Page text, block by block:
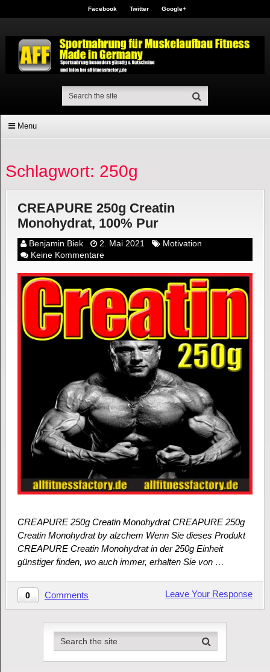
Facebook Twitter Google+
Menu
Schlagwort: 250g
CREAPURE 250g Creatin
Monohydrat, 100% Pur
Benjamin Biek 2. Mai 2021
Motivation
Keine Kommentare
CREAPURE 250g Creatin Monohydrat CREAPURE 250g
Creatin Monohydrat by alzchem Wenn Sie dieses Produkt
CREAPURE Creatin Monohydrat in der 250g Einheit
günstiger finden, wo auch immer, erhalten Sie von …
0 Comments Leave Your Response